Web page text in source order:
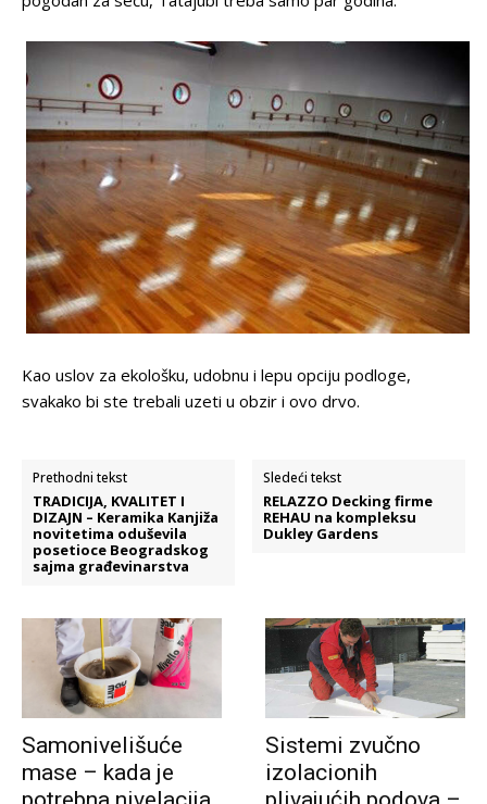
Kao uslov za ekološku, udobnu i lepu opciju podloge,
svakako bi ste trebali uzeti u obzir i ovo drvo.
Prethodni tekst
TRADICIJA, KVALITET I
DIZAJN – Keramika Kanjiža
novitetima oduševila
posetioce Beogradskog
sajma građevinarstva
Sledeći tekst
RELAZZO Decking firme
REHAU na kompleksu
Dukley Gardens
Samonivelišuće
mase – kada je
Sistemi zvučno
izolacionih